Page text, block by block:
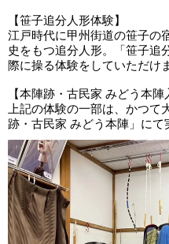
【笹子追分人形体験】
江戸時代に甲州街道の笹子の
史をもつ追分人形。「笹子追
際に操る体験をしていただけ
【本陣跡・古民家 みどう本陣
上記の体験の一部は、かつ
跡・古民家 みどう本陣」にて